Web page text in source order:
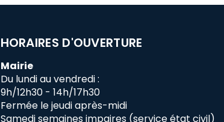
HORAIRES D'OUVERTURE
Mairie
Du lundi au vendredi :
9h/12h30 - 14h/17h30
Fermée le jeudi après-midi
Samedi semaines impaires (service état civil)